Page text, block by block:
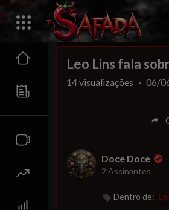
00:00
Leo Lins fala
14visualizações · 06/
Doce Doce
2 Assinantes
Dentro de: